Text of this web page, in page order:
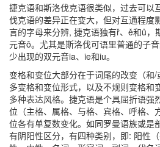
捷克语和斯洛伐克语很类似，过去可以
伐克语的差异正在变大，但对互通程度
言的字母来分辨, 捷克语独有ř、ě和ů，
元音ô。尤其是斯洛伐可语里普通的子
少出现的双元音ia、ie和iu。
变格和变位大部分在于词尾的改变（和
多变格和变位形式，以及不规则变格和
多种表达风格。捷克语是个具屈折语强
位（主格、属格、与格、宾格、呼格、
位各有单复数变化。如同罗曼语族或是
有阴阳性区分，有四种类别，即: 阳性